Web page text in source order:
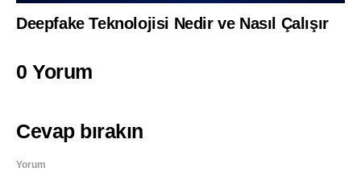
Deepfake Teknolojisi Nedir ve Nasıl Çalışır
0 Yorum
Cevap bırakın
Yorum